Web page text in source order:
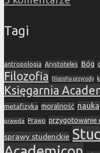
Tagi
antropologia Arystoteles Bóg
Filozofia filozofia przyrody
Księgarnia
metafizyka moralność nauka
prawda Prawo przygotowanie
sprawy studenckie